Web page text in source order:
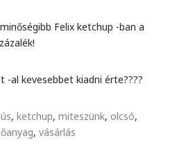
Felix ketchup -ban a
-al kevesebbet kiadni érte????
, ketchup, miteszünk, olcsó,
, vásárlás